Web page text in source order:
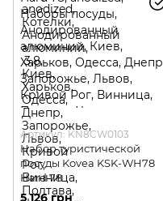
Артикул: KN8CW0103
Набор туристической
посуды Kovea KSK-WH78
Hard 78
5 126 грн